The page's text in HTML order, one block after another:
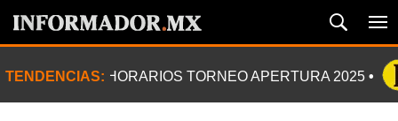
TENDENCIAS: HORARIOS TORNEO APERTURA 2025